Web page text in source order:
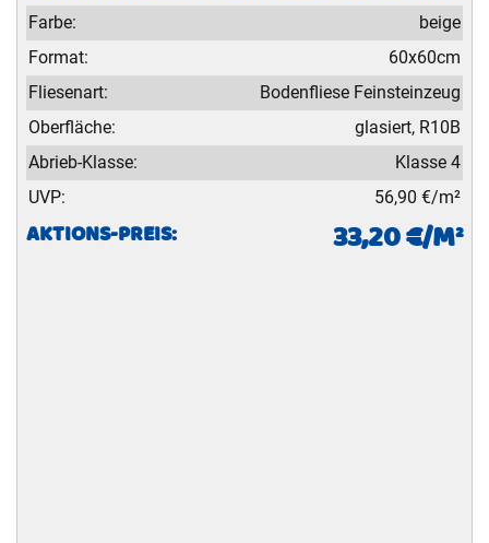
Farbe:
beige
Format:
60x60cm
Fliesenart:
Bodenfliese Feinsteinzeug
Oberfläche:
glasiert, R10B
Abrieb-Klasse:
Klasse 4
UVP:
56,90 €/m²
AKTIONS-PREIS: 33,20 €/M²